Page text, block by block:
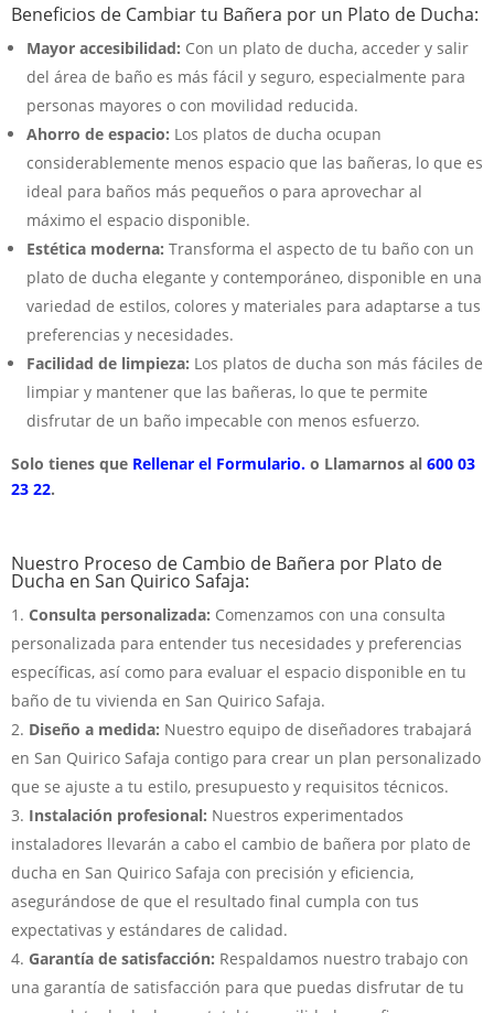
Beneficios de Cambiar tu Bañera por un Plato de Ducha:
Mayor accesibilidad: Con un plato de ducha, acceder y salir
del área de baño es más fácil y seguro, especialmente para
personas mayores o con movilidad reducida.
Ahorro de espacio: Los platos de ducha ocupan
considerablemente menos espacio que las bañeras, lo que es
ideal para baños más pequeños o para aprovechar al
máximo el espacio disponible.
Estética moderna: Transforma el aspecto de tu baño con un
plato de ducha elegante y contemporáneo, disponible en una
variedad de estilos, colores y materiales para adaptarse a tus
preferencias y necesidades.
Facilidad de limpieza: Los platos de ducha son más fáciles de
limpiar y mantener que las bañeras, lo que te permite
disfrutar de un baño impecable con menos esfuerzo.
Solo tienes que Rellenar el Formulario. o Llamarnos al 600 03
23 22.
Nuestro Proceso de Cambio de Bañera por Plato de
Ducha en San Quirico Safaja:
Consulta personalizada: Comenzamos con una consulta
personalizada para entender tus necesidades y preferencias
específicas, así como para evaluar el espacio disponible en tu
baño de tu vivienda en San Quirico Safaja.
Diseño a medida: Nuestro equipo de diseñadores trabajará
en San Quirico Safaja contigo para crear un plan personalizado
que se ajuste a tu estilo, presupuesto y requisitos técnicos.
Instalación profesional: Nuestros experimentados
instaladores llevarán a cabo el cambio de bañera por plato de
ducha en San Quirico Safaja con precisión y eficiencia,
asegurándose de que el resultado final cumpla con tus
expectativas y estándares de calidad.
Garantía de satisfacción: Respaldamos nuestro trabajo con
una garantía de satisfacción para que puedas disfrutar de tu